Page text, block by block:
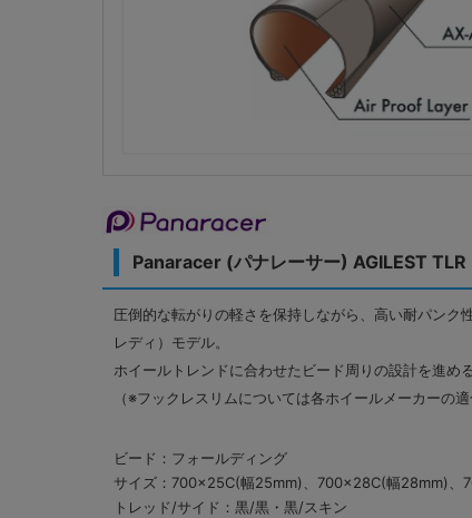
Panaracer (パナレーサー) AGILEST
圧倒的な転がりの軽さを保持しながら、高い耐パン
レディ）モデル。
ホイールトレンドに合わせたビード周りの設計を進
（※フックレスリムについては各ホイールメーカーの
ビード：フォールディング
サイズ：700×25C(幅25mm)、700×28C(幅28mm)
トレッド/サイド：黒/黒・黒/スキン